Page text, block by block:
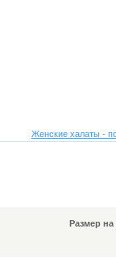
Женские халаты -
Размер на